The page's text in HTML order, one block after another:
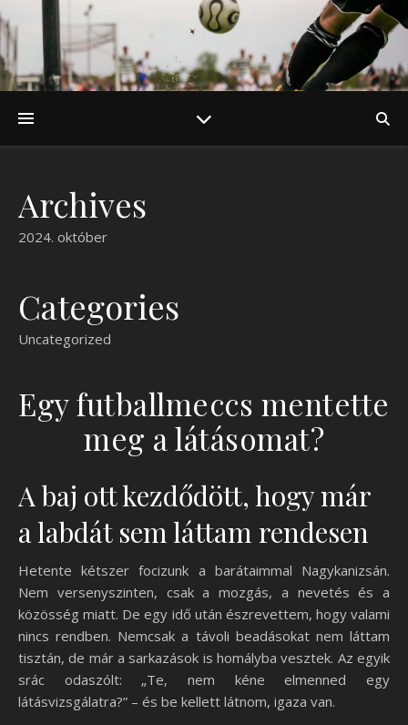
Archives
2024. október
Categories
Uncategorized
Egy futballmeccs mentette
meg a látásomat?
A baj ott kezdődött, hogy már
a labdát sem láttam rendesen
Hetente kétszer focizunk a barátaimmal Nagykanizsán.
Nem versenyszinten, csak a mozgás, a nevetés és a
közösség miatt. De egy idő után észrevettem, hogy valami
nincs rendben. Nemcsak a távoli beadásokat nem láttam
tisztán, de már a sarkazások is homályba vesztek. Az egyik
srác odaszólt: „Te, nem kéne elmenned egy
látásvizsgálatra?” – és be kellett látnom, igaza van.